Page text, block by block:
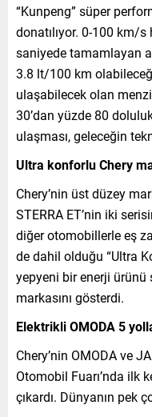
“Kunpeng” süper
donatılıyor. 0-100 km/s
saniyede tamamlayan
3.8 lt/100 km
ulaşabilecek olan
30’dan yüzde 80
ulaşması, geleceğin
Ultra konforlu Chery
Chery’nin üst düzey
STERRA ET’nin iki
diğer otomobillerle eş
de dahil olduğu “Ultra
yepyeni bir enerji ürünü
markasını gösterdi.
Elektrikli OMODA 5
Chery’nin OMODA ve
Otomobil Fuarı’nda ilk
çıkardı. Dünyanın pek